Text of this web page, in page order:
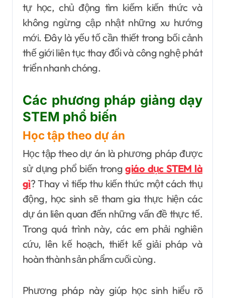
tự học, chủ động tìm kiếm kiến thức và
không ngừng cập nhật những xu hướng
mới. Đây là yếu tố cần thiết trong bối cảnh
thế giới liên tục thay đổi và công nghệ phát
triển nhanh chóng.
Các phương pháp giảng dạy
STEM phổ biến
Học tập theo dự án
Học tập theo dự án là phương pháp được
sử dụng phổ biến tronggiáo dục STEM là
gì? Thay vì tiếp thu kiến thức một cách thụ
động, học sinh sẽ tham gia thực hiện các
dự án liên quan đến những vấn đề thực tế.
Trong quá trình này, các em phải nghiên
cứu, lên kế hoạch, thiết kế giải pháp và
hoàn thành sản phẩm cuối cùng.
Phương pháp này giúp học sinh hiểu rõ